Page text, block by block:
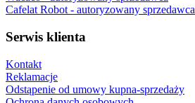
Cafelat Robot - autoryzowany sprzedawca
Serwis klienta
Kontakt
Reklamacje
Odstąpenie od umowy kupna-sprzedaży